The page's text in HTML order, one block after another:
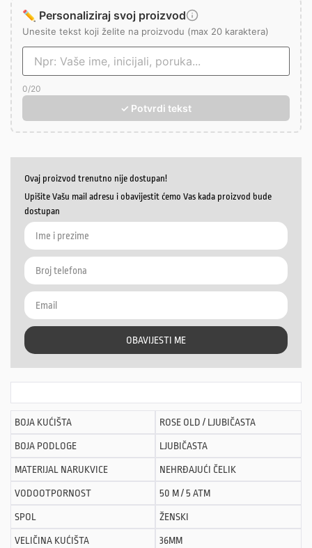
✏️ Personaliziraj svoj proizvod
Unesite tekst koji želite na proizvodu (max 20 karaktera)
0/20
✓ Potvrdi tekst
Ovaj proizvod trenutno nije dostupan!
Upišite Vašu mail adresu i obavijestit ćemo Vas kada proizvod bude
dostupan
OBAVIJESTI ME
BOJA KUĆIŠTA ROSE OLD / LJUBIČASTA
BOJA PODLOGE LJUBIČASTA
MATERIJAL NARUKVICE NEHRĐAJUĆI ČELIK
VODOOTPORNOST 50 M / 5 ATM
SPOL ŽENSKI
VELIČINA KUĆIŠTA 36MM